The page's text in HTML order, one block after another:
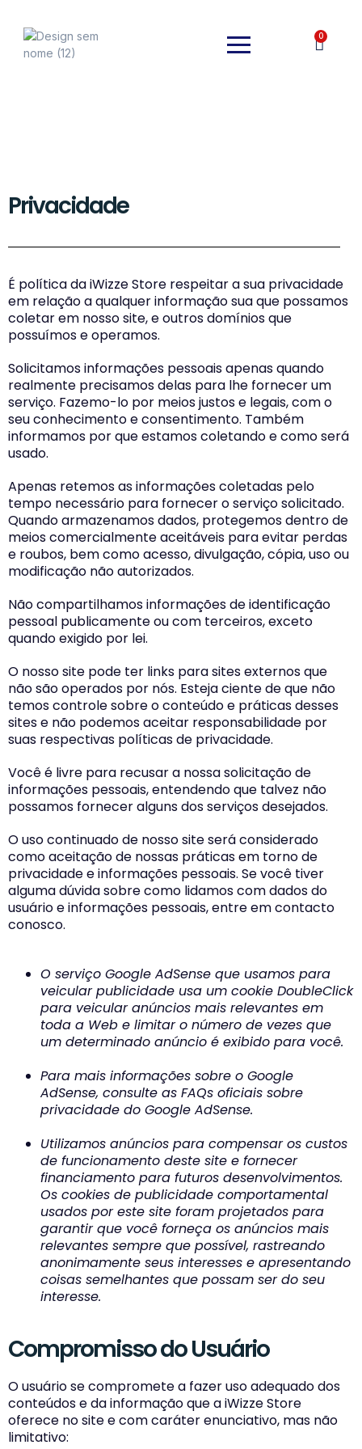
0
Privacidade
É política da iWizze Store respeitar a sua privacidade
em relação a qualquer informação sua que possamos
coletar em nosso site, e outros domínios que
possuímos e operamos.
Solicitamos informações pessoais apenas quando
realmente precisamos delas para lhe fornecer um
serviço. Fazemo-lo por meios justos e legais, com o
seu conhecimento e consentimento. Também
informamos por que estamos coletando e como será
usado.
Apenas retemos as informações coletadas pelo
tempo necessário para fornecer o serviço solicitado.
Quando armazenamos dados, protegemos dentro de
meios comercialmente aceitáveis para evitar perdas
e roubos, bem como acesso, divulgação, cópia, uso ou
modificação não autorizados.
Não compartilhamos informações de identificação
pessoal publicamente ou com terceiros, exceto
quando exigido por lei.
O nosso site pode ter links para sites externos que
não são operados por nós. Esteja ciente de que não
temos controle sobre o conteúdo e práticas desses
sites e não podemos aceitar responsabilidade por
suas respectivas políticas de privacidade.
Você é livre para recusar a nossa solicitação de
informações pessoais, entendendo que talvez não
possamos fornecer alguns dos serviços desejados.
O uso continuado de nosso site será considerado
como aceitação de nossas práticas em torno de
privacidade e informações pessoais. Se você tiver
alguma dúvida sobre como lidamos com dados do
usuário e informações pessoais, entre em contacto
conosco.
O serviço Google AdSense que usamos para
veicular publicidade usa um cookie DoubleClick
para veicular anúncios mais relevantes em
toda a Web e limitar o número de vezes que
um determinado anúncio é exibido para você.
Para mais informações sobre o Google
AdSense, consulte as FAQs oficiais sobre
privacidade do Google AdSense.
Utilizamos anúncios para compensar os custos
de funcionamento deste site e fornecer
financiamento para futuros desenvolvimentos.
Os cookies de publicidade comportamental
usados por este site foram projetados para
garantir que você forneça os anúncios mais
relevantes sempre que possível, rastreando
anonimamente seus interesses e apresentando
coisas semelhantes que possam ser do seu
interesse.
Compromisso do Usuário
O usuário se compromete a fazer uso adequado dos
conteúdos e da informação que a iWizze Store
oferece no site e com caráter enunciativo, mas não
limitativo: